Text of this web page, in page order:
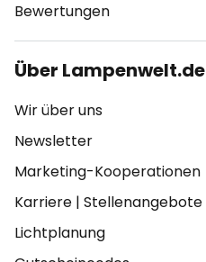
Bewertungen
Über Lampenwelt.de
Wir über uns
Newsletter
Marketing-Kooperationen
Karriere | Stellenangebote
Lichtplanung